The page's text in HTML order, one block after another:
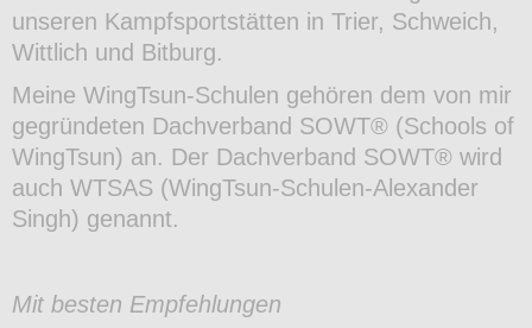
unseren Kampfsportstätten in Trier, Schweich,
Wittlich und Bitburg.
Meine WingTsun-Schulen gehören dem von mir
gegründeten Dachverband SOWT® (Schools of
WingTsun) an. Der Dachverband SOWT® wird
auch WTSAS (WingTsun-Schulen-Alexander
Singh) genannt.
Mit besten Empfehlungen